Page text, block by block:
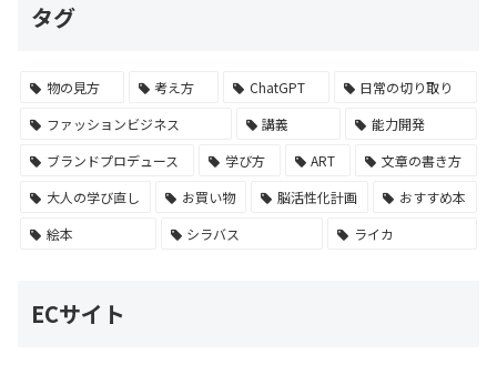
タグ
物の見方 考え方 ChatGPT
日常の切り取り
ファッションビジネス
講義
能力開発
ブランドプロデュース
学び方 ART
文章の書き方
大人の学び直し
お買い物 脳活性化計画
おすすめ本
絵本
シラバス ライカ
ECサイト